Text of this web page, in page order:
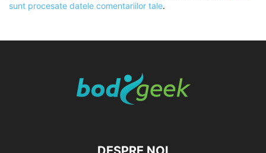
sunt procesate datele comentariilor tale.